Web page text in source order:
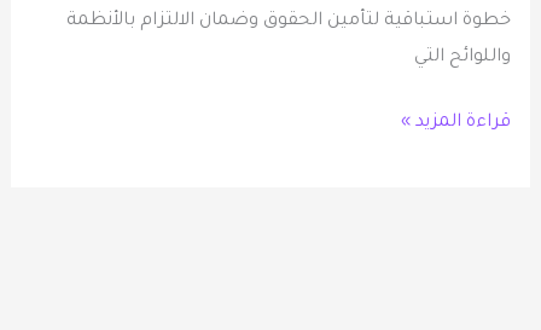
خطوة استباقية لتأمين الحقوق وضمان الالتزام بالأنظمة
واللوائح التي
قراءة المزيد »